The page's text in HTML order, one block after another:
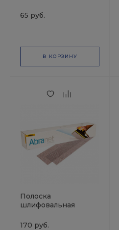
70х420 Р80 без
отв.SUNMIGHT
65 руб.
В КОРЗИНУ
Полоска
шлифовальная
P400 MIRKA
170 руб.